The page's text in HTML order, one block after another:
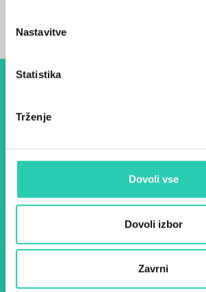
Nastavitve
Statistika
Trženje
Dovoli vse
Dovoli izbor
Zavrni
evropske
– prijavite se na
in ostanite na
našimi aktivnostmi.
E-pošta *